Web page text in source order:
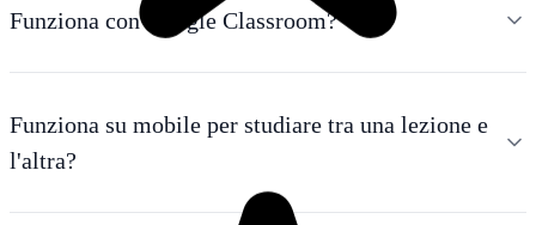
Funziona con Google Classroom?
Funziona su mobile per studiare tra una lezione e
l'altra?